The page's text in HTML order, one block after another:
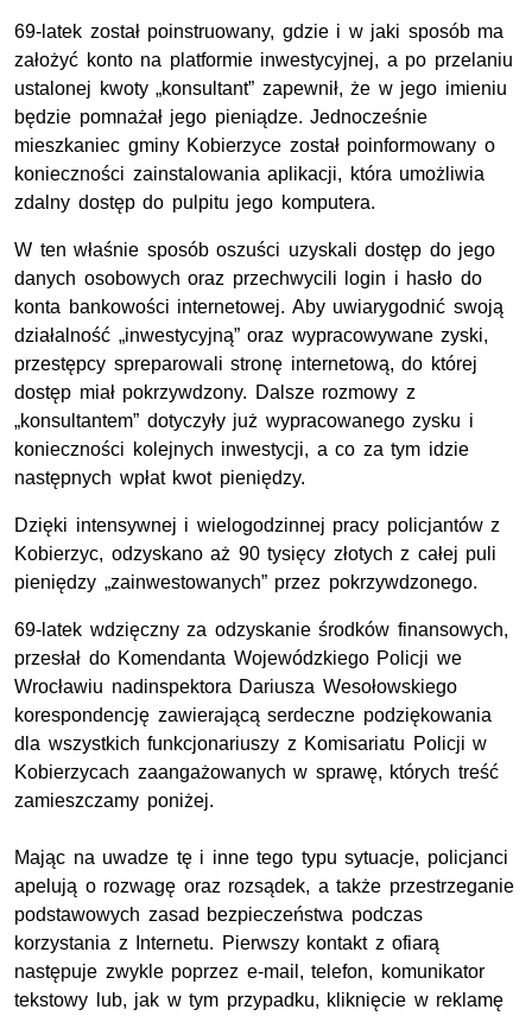
69-latek został poinstruowany, gdzie i w jaki sposób ma
założyć konto na platformie inwestycyjnej, a po przelaniu
ustalonej kwoty „konsultant” zapewnił, że w jego imieniu
będzie pomnażał jego pieniądze. Jednocześnie
mieszkaniec gminy Kobierzyce został poinformowany o
konieczności zainstalowania aplikacji, która umożliwia
zdalny dostęp do pulpitu jego komputera.
W ten właśnie sposób oszuści uzyskali dostęp do jego
danych osobowych oraz przechwycili login i hasło do
konta bankowości internetowej. Aby uwiarygodnić swoją
działalność „inwestycyjną” oraz wypracowywane zyski,
przestępcy spreparowali stronę internetową, do której
dostęp miał pokrzywdzony. Dalsze rozmowy z
„konsultantem” dotyczyły już wypracowanego zysku i
konieczności kolejnych inwestycji, a co za tym idzie
następnych wpłat kwot pieniędzy.
Dzięki intensywnej i wielogodzinnej pracy policjantów z
Kobierzyc, odzyskano aż 90 tysięcy złotych z całej puli
pieniędzy „zainwestowanych” przez pokrzywdzonego.
69-latek wdzięczny za odzyskanie środków finansowych,
przesłał do Komendanta Wojewódzkiego Policji we
Wrocławiu nadinspektora Dariusza Wesołowskiego
korespondencję zawierającą serdeczne podziękowania
dla wszystkich funkcjonariuszy z Komisariatu Policji w
Kobierzycach zaangażowanych w sprawę, których treść
zamieszczamy poniżej.
Mając na uwadze tę i inne tego typu sytuacje, policjanci
apelują o rozwagę oraz rozsądek, a także przestrzeganie
podstawowych zasad bezpieczeństwa podczas
korzystania z Internetu. Pierwszy kontakt z ofiarą
następuje zwykle poprzez e-mail, telefon, komunikator
tekstowy lub, jak w tym przypadku, kliknięcie w reklamę